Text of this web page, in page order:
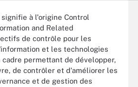
signifie à l'origine Control
and Related
de contrôle pour les
et les technologies
cadre permettant de développer,
de contrôler et d'améliorer les
et de gestion des